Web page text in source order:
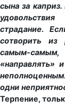
сына за
страдание.
сотворить из
самым-
«направлять»
одни
Терпение,